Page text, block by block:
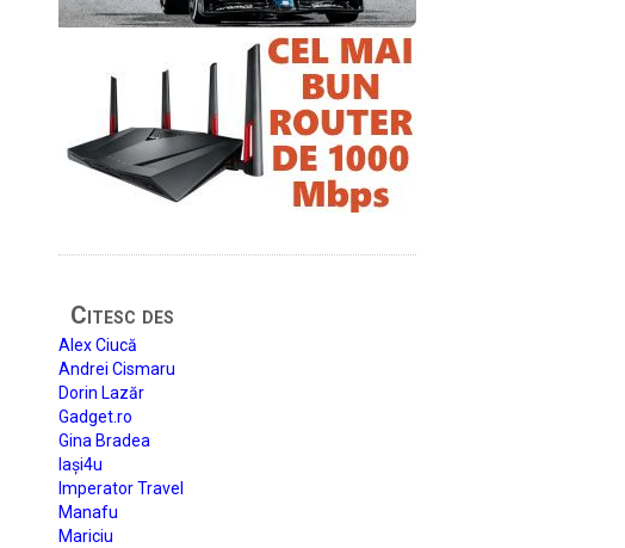
Citesc des
Alex Ciucă
Andrei Cismaru
Dorin Lazăr
Gadget.ro
Gina Bradea
Iași4u
Imperator Travel
Manafu
Mariciu